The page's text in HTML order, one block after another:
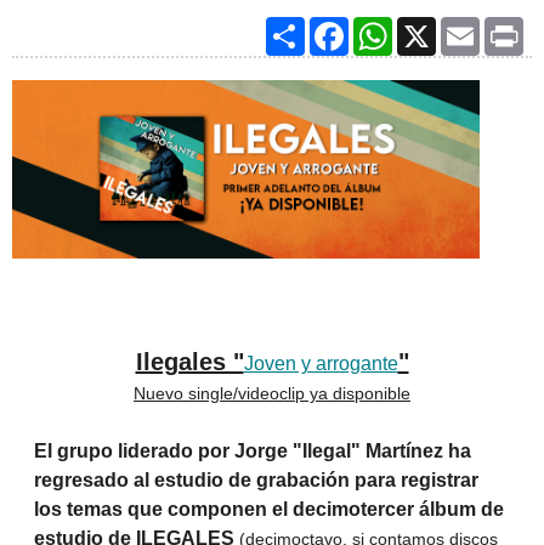
Share FacebookWhatsApp Email
Ilegales "Joven y arrogante"
Nuevo single/videoclip ya disponible
El grupo liderado por Jorge "Ilegal" Martínez ha
regresado al estudio de grabación para registrar
los temas que componen el decimotercer álbum de
estudio de ILEGALES (decimoctavo, si contamos discos